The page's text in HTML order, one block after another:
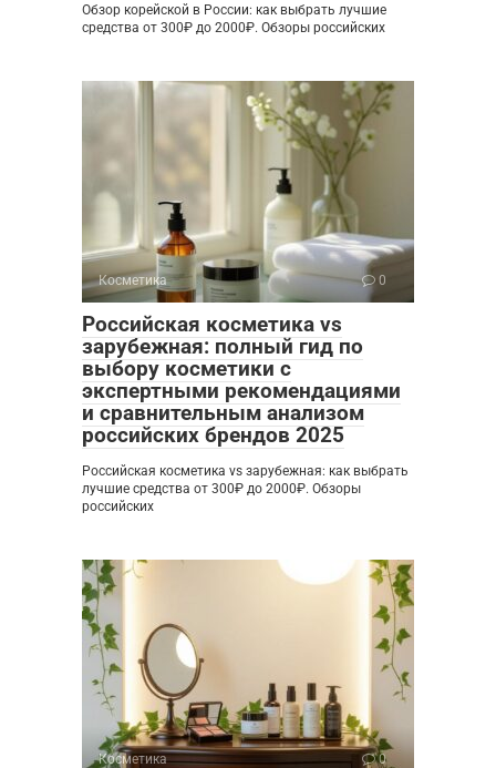
Обзор корейской в России: как выбрать лучшие
средства от 300₽ до 2000₽. Обзоры российских
Косметика 0
Российская косметика vs
зарубежная: полный гид по
выбору косметики с
экспертными рекомендациями
и сравнительным анализом
российских брендов 2025
Российская косметика vs зарубежная: как выбрать
лучшие средства от 300₽ до 2000₽. Обзоры
российских
Косметика 0